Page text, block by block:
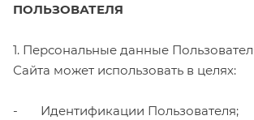
ПОЛЬЗОВАТЕЛЯ
1. Персональные данные
Сайта может использовать в целях:
- Идентификации Пользователя;